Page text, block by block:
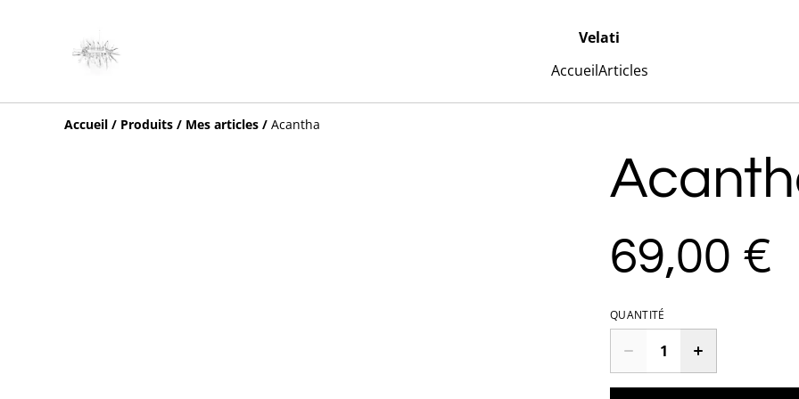
Velati
AccueilArticles
Accueil / Produits / Mes articles / Acantha
69,00 €
QUANTITÉ